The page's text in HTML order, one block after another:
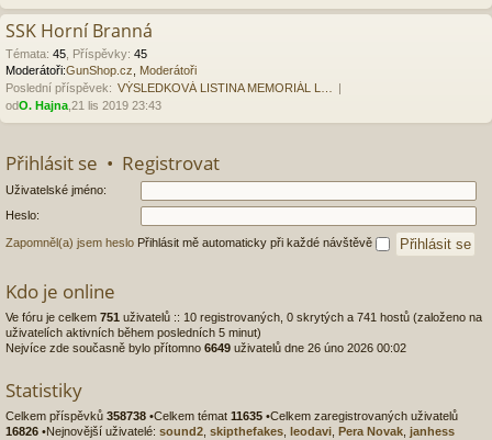
SSK Horní Branná
Témata: 45 Příspěvky: 45
Moderátoři:GunShop.cz
Moderátoři
Poslední příspěvek: VÝSLEDKOVÁ LISTINA MEMORIÁL L…
odO. Hajna ,21 lis 2019 23:43
Přihlásit se • Registrovat
Uživatelské jméno:
Heslo:
Zapomněl(a) jsem heslo Přihlásit mě automaticky při každé návštěvě
Kdo je online
Ve fóru je celkem 751 uživatelů :: 10 registrovaných, 0 skrytých a 741 hostů (založeno na
uživatelích aktivních během posledních 5 minut)
Nejvíce zde současně bylo přítomno 6649 uživatelů dne 26 úno 2026 00:02
Statistiky
Celkem příspěvků 358738 •Celkem témat 11635 •Celkem zaregistrovaných uživatelů
16826 •Nejnovější uživatelé: sound2 skipthefakes leodavi Pera Novak janhess